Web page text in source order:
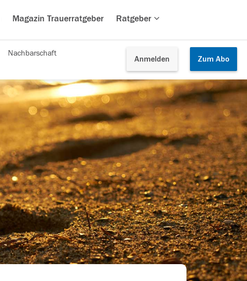
Magazin Trauerratgeber Ratgeber
Anmelden Zum Abo
Nachbarschaft